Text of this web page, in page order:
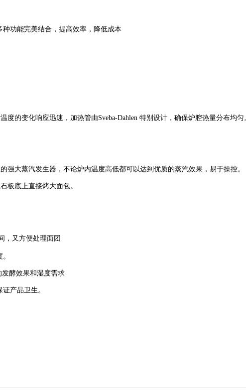
功能完美结合，提高效率，降低成本
度的变化响应迅速，加热管由Sveba-Dahlen 特别设计，确保炉腔热量分布均匀
强大蒸汽发生器，不论炉内温度高低都可以达到优质的蒸汽效果，易于操控。
板底上直接烤大面包。
，又方便处理面团
酵效果和湿度需求
产品卫生。